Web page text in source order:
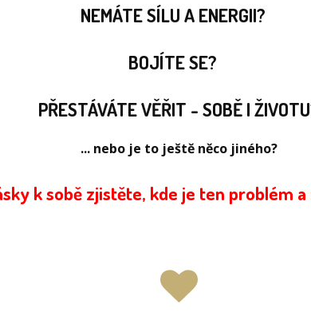
NEMÁTE SÍLU A ENERGII?
BOJÍTE SE?
PŘESTÁVÁTE VĚŘIT - SOBĚ I
... nebo je to ještě něco jiného?
k sobě zjistěte, kde je ten problém